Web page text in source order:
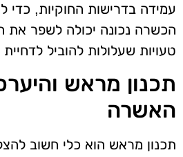
עמידה בדרישות החוקיות, כדי
הכשרה נכונה יכולה לשפר את
טעויות שעלולות להוביל
תכנון מראש
האשרה
תכנון מראש הוא כלי חשוב